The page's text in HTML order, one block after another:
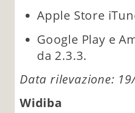
Apple Store
Google Play e
da 2.3.3.
Data rilevazione:
Widiba